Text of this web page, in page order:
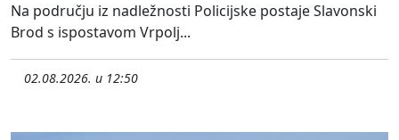
Na području iz nadležnosti Policijske postaje Slavonski
Brod s ispostavom Vrpolj...
02.08.2026. u 12:50